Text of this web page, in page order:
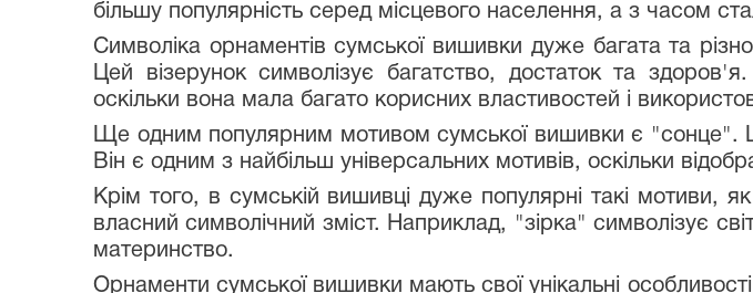
більшу популярність серед місцевого населення, а з часом
Символіка орнаментів сумської вишивки дуже багата та
Цей візерунок символізує багатство, достаток та
оскільки вона мала багато корисних властивостей і
Ще одним популярним мотивом сумської вишивки є "сонце".
Він є одним з найбільш універсальних мотивів, оскільки
Крім того, в сумській вишивці дуже популярні такі мотиви,
власний символічний зміст. Наприклад, "зірка" символізує
материнство.
Орнаменти сумської вишивки мають свої унікальні